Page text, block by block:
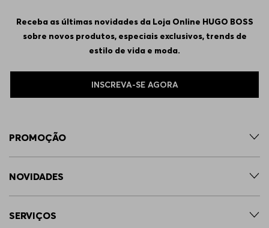
Receba as últimas novidades da Loja Online HUGO BOSS
sobre novos produtos, especiais exclusivos, trends de
estilo de vida e moda.
INSCREVA-SE AGORA
PROMOÇÃO
NOVIDADES
SERVIÇOS